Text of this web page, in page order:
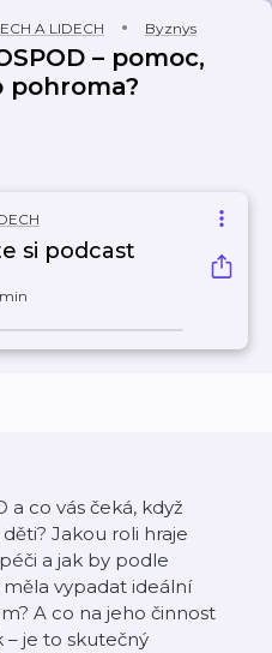
A LIDECH Byznys
– pomoc,
pohroma?
si podcast
a co vás čeká, když
Jakou roli hraje
a jak by podle
vypadat ideální
A co na jeho činnost
– je to skutečný